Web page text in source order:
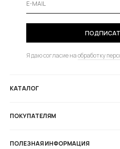
Я даю согласие наобработку
КАТАЛОГ
ПОКУПАТЕЛЯМ
ПОЛЕЗНАЯ ИНФОРМАЦИЯ